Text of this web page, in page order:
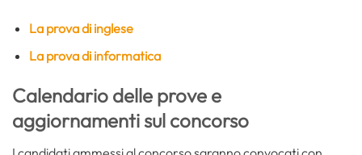
La prova di inglese
La prova di informatica
Calendario delle prove e
aggiornamenti sul concorso